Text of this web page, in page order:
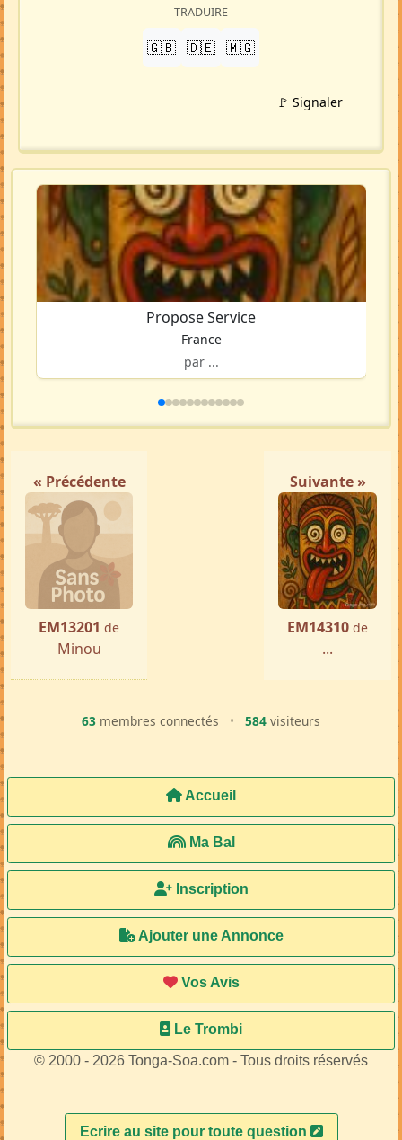
TRADUIRE
🇬🇧 🇩🇪 🇲🇬
🚩 Signaler
Propose Service
France
par ...
« Précédente
EM13201 de
Minou
Suivante »
EM14310 de
...
63 membres connectés • 584 visiteurs
Accueil
Ma Bal
Inscription
Ajouter une Annonce
Vos Avis
Le Trombi
© 2000 - 2026 Tonga-Soa.com - Tous droits réservés
Ecrire au site pour toute question